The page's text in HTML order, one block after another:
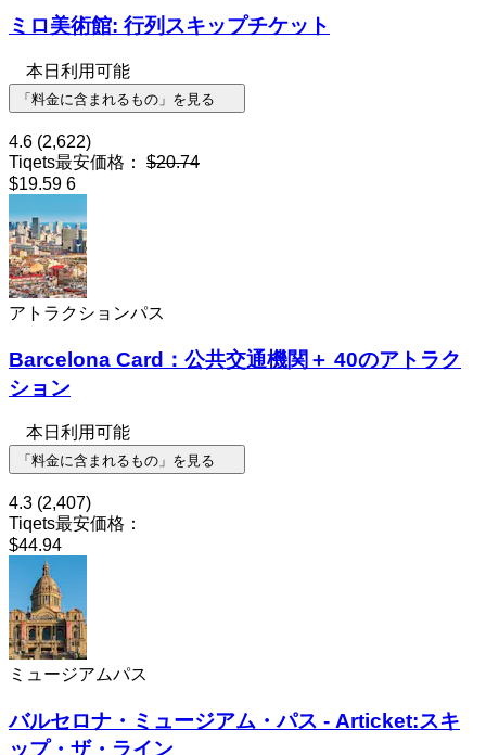
ミロ美術館: 行列スキップチケット
本日利用可能
「料金に含まれるもの」を見る
4.6 (2,622)
Tiqets最安価格： $20.74
$19.59 6
アトラクションパス
Barcelona Card：公共交通機関＋ 40のアトラク
ション
本日利用可能
「料金に含まれるもの」を見る
4.3 (2,407)
Tiqets最安価格：
$44.94
ミュージアムパス
バルセロナ・ミュージアム・パス - Articket:スキ
ップ・ザ・ライン